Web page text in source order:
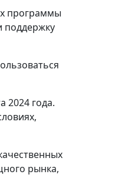
программы
поддержку
2024 года.
рынка,